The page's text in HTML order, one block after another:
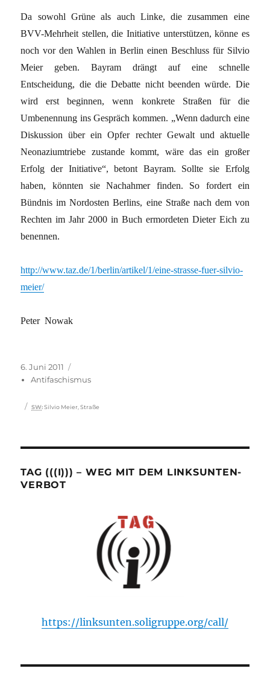
Da sowohl Grüne als auch Linke, die zusammen eine
BVV-Mehrheit stellen, die Initiative unterstützen, könne es
noch vor den Wahlen in Berlin einen Beschluss für Silvio
Meier geben. Bayram drängt auf eine schnelle
Entscheidung, die die Debatte nicht beenden würde. Die
wird erst beginnen, wenn konkrete Straßen für die
Umbenennung ins Gespräch kommen. „Wenn dadurch eine
Diskussion über ein Opfer rechter Gewalt und aktuelle
Neonaziumtriebe zustande kommt, wäre das ein großer
Erfolg der Initiative“, betont Bayram. Sollte sie Erfolg
haben, könnten sie Nachahmer finden. So fordert ein
Bündnis im Nordosten Berlins, eine Straße nach dem von
Rechten im Jahr 2000 in Buch ermordeten Dieter Eich zu
benennen.
http://www.taz.de/1/berlin/artikel/1/eine-strasse-fuer-silvio-
meier/
Peter Nowak
Veröffentlicht
am
6. Juni 2011
Antifaschismus
Schlagwörter
SW: Silvio Meier ,Straße
TAG (((I))) – WEG MIT DEM LINKSUNTEN-
VERBOT
https://linksunten.soligruppe.org/call/